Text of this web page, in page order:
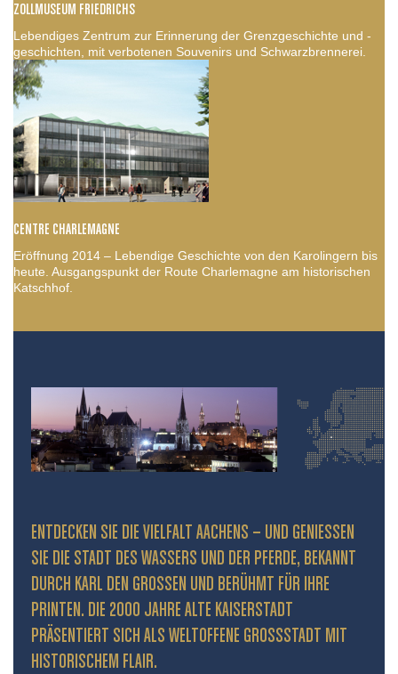
ZOLLMUSEUM FRIEDRICHS
Lebendiges Zentrum zur Erinnerung der Grenzgeschichte und -
geschichten, mit verbotenen Souvenirs und Schwarzbrennerei.
CENTRE CHARLEMAGNE
Eröffnung 2014 – Lebendige Geschichte von den Karolingern bis
heute. Ausgangspunkt der Route Charlemagne am historischen
Katschhof.
ENTDECKEN SIE DIE VIELFALT AACHENS – UND GENIESSEN S
IE DIE STADT DES WASSERS UND DER PFERDE, BEKANNT D
URCH KARL DEN GROSSEN UND BERÜHMT FÜR IHRE PR
INTEN. DIE 2000 JAHRE ALTE KAISERSTADT PR
ÄSENTIERT SICH ALS WELTOFFENE GROSSSTADT MIT HIS
TORISCHEM FLAIR.